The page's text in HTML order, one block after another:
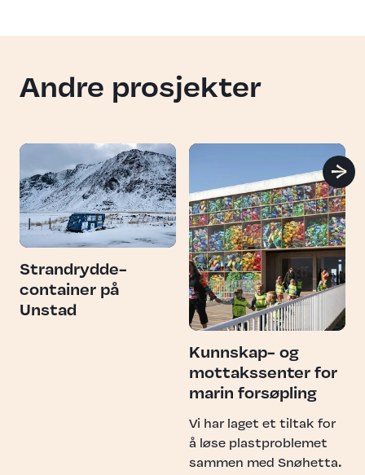
Andre prosjekter
Strandrydde­
container på
Unstad
Kunnskap- og
mottaks­senter for
marin forsøpling
Vi har laget et tiltak for
å løse plastproblemet
sammen med Snøhetta.